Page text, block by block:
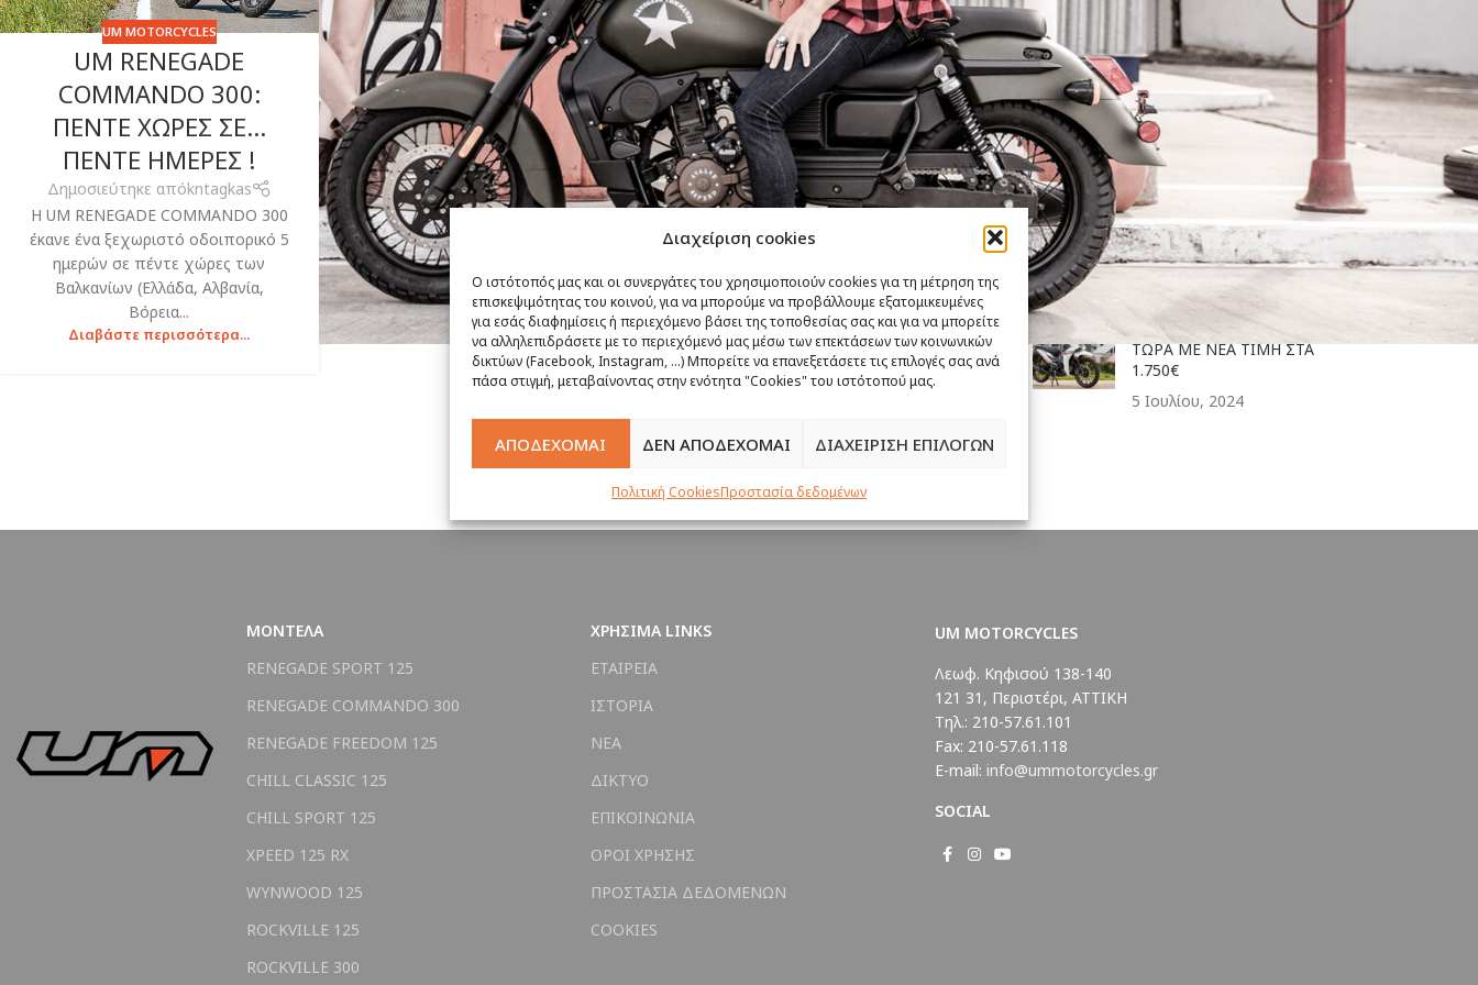
Διαχείριση cookies
Ο ιστότοπός μας και οι συνεργάτες του χρησιμοποιούν cookies για τη μέτρηση της
επισκεψιμότητας του κοινού, για να μπορούμε να προβάλλουμε εξατομικευμένες
για εσάς διαφημίσεις ή περιεχόμενο βάσει της τοποθεσίας σας και για να μπορείτε
να αλληλεπιδράσετε με το περιεχόμενό μας μέσω των επεκτάσεων των κοινωνικών
δικτύων (Facebook, Instagram, ...) Μπορείτε να επανεξετάσετε τις επιλογές σας ανά
πάσα στιγμή, μεταβαίνοντας στην ενότητα "Cookies" του ιστότοπού μας.
ΑΠΟΔΕΧΟΜΑΙ ΔΕΝ ΑΠΟΔΕΧΟΜΑΙ ΔΙΑΧΕΙΡΙΣΗ ΕΠΙΛΟΓΩΝ
Πολιτική CookiesΠροστασία δεδομένων
UM MOTORCYCLES
UM RENEGADE
COMMANDO 300:
ΠΕΝΤΕ ΧΩΡΕΣ ΣΕ…
ΠΕΝΤΕ ΗΜΕΡΕΣ !
Δημοσιεύτηκε απόkntagkas
Η UM RENEGADE COMMANDO 300
έκανε ένα ξεχωριστό οδοιπορικό 5
ημερών σε πέντε χώρες των
Βαλκανίων (Ελλάδα, Αλβανία,
Βόρεια...
Διαβάστε περισσότερα...
UM MOTORCYCLES:
ΑΣΥΝΑΓΩΝΙΣΤΕΣ
ΦΘΙΝΟΠΩΡΙΝΕΣ
ΠΡΟΣΦΟΡΕΣ
12 Σεπτεμβρίου, 2024
UM RENEGADE COMMANDO
300: ΠΕΝΤΕ ΧΩΡΕΣ ΣΕ…
ΠΕΝΤΕ ΗΜΕΡΕΣ !
9 Σεπτεμβρίου, 2024
ΤΟ ΠΑΠΙ UM FLASH 125 LZ
ΤΩΡΑ ΜΕ ΝΕΑ ΤΙΜΗ ΣΤΑ
1.750€
5 Ιουλίου, 2024
ΜΟΝΤΕΛΑ
RENEGADE SPORT 125
RENEGADE COMMANDO 300
RENEGADE FREEDOM 125
CHILL CLASSIC 125
CHILL SPORT 125
XPEED 125 RX
WYNWOOD 125
ROCKVILLE 125
ROCKVILLE 300
ΧΡΗΣΙΜΑ LINKS
ΕΤΑΙΡΕΙΑ
ΙΣΤΟΡΙΑ
ΝΕΑ
ΔΙΚΤΥΟ
ΕΠΙΚΟΙΝΩΝΙΑ
ΟΡΟΙ ΧΡΗΣΗΣ
ΠΡΟΣΤΑΣΙΑ ΔΕΔΟΜΕΝΩΝ
COOKIES
UM MOTORCYCLES
Λεωφ. Κηφισού 138-140
121 31, Περιστέρι, ΑΤΤΙΚΗ
Τηλ.: 210-57.61.101
Fax: 210-57.61.118
E-mail: info@ummotorcycles.gr
SOCIAL